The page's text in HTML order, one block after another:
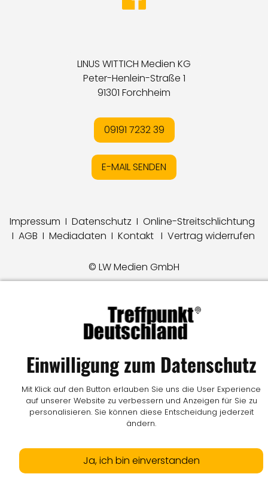
LINUS WITTICH Medien KG
Peter-Henlein-Straße 1
91301 Forchheim
09191 7232 39
E-MAIL SENDEN
Impressum I Datenschutz I Online-Streitschlichtung
I AGB I Mediadaten I Kontakt I Vertrag widerrufen
© LW Medien GmbH
Einwilligung zum Datenschutz
Mit Klick auf den Button erlauben Sie uns die User Experience
auf unserer Website zu verbessern und Anzeigen für Sie zu
personalisieren. Sie können diese Entscheidung jederzeit
ändern.
Ja, ich bin einverstanden